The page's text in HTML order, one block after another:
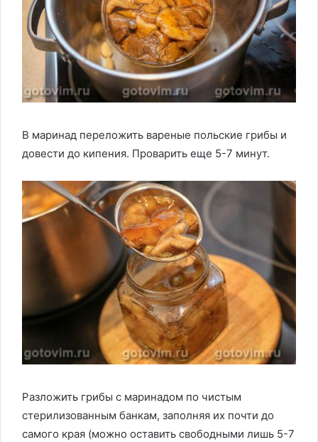
В маринад переложить вареные польские грибы и
довести до кипения. Проварить еще 5-7 минут.
Разложить грибы с маринадом по чистым
стерилизованным банкам, заполняя их почти до
самого края (можно оставить свободными лишь 5-7